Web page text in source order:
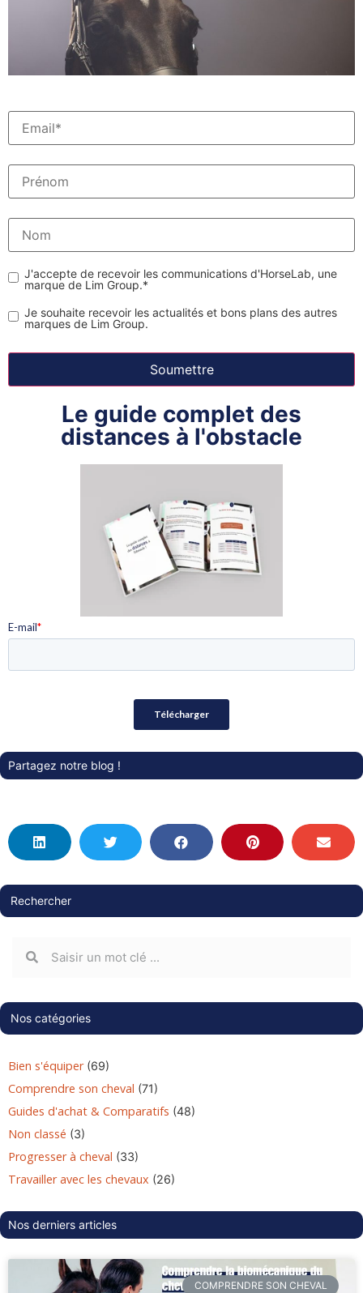
J'accepte de recevoir les communications d'HorseLab, une
marque de Lim Group.*
Je souhaite recevoir les actualités et bons plans des autres
marques de Lim Group.
Le guide complet des
distances à l'obstacle
Partagez notre blog !
Rechercher
Nos catégories
Bien s'équiper(69)
Comprendre son cheval (71)
Guides d'achat & Comparatifs (48)
Non classé (3)
Progresser à cheval (33)
Travailler avec les chevaux (26)
Nos derniers articles
COMPRENDRE SON CHEVAL